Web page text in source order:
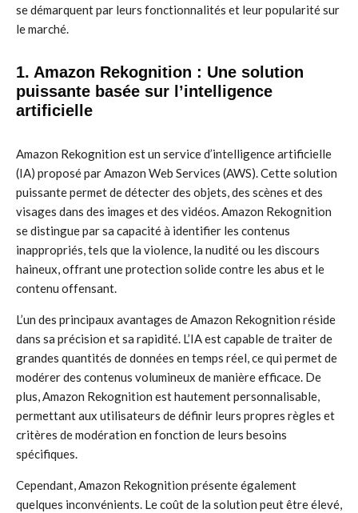
se démarquent par leurs fonctionnalités et leur popularité sur
le marché.
1. Amazon Rekognition : Une solution
puissante basée sur l’intelligence
artificielle
Amazon Rekognition est un service d’intelligence artificielle
(IA) proposé par Amazon Web Services (AWS). Cette solution
puissante permet de détecter des objets, des scènes et des
visages dans des images et des vidéos. Amazon Rekognition
se distingue par sa capacité à identifier les contenus
inappropriés, tels que la violence, la nudité ou les discours
haineux, offrant une protection solide contre les abus et le
contenu offensant.
L’un des principaux avantages de Amazon Rekognition réside
dans sa précision et sa rapidité. L’IA est capable de traiter de
grandes quantités de données en temps réel, ce qui permet de
modérer des contenus volumineux de manière efficace. De
plus, Amazon Rekognition est hautement personnalisable,
permettant aux utilisateurs de définir leurs propres règles et
critères de modération en fonction de leurs besoins
spécifiques.
Cependant, Amazon Rekognition présente également
quelques inconvénients. Le coût de la solution peut être élevé,